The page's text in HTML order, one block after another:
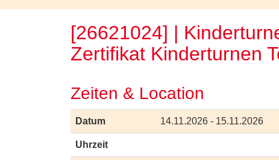
[26621024] |
Zertifikat Kinderturnen
Zeiten & Location
Datum 14.11.2026 - 15.11.2026
Uhrzeit